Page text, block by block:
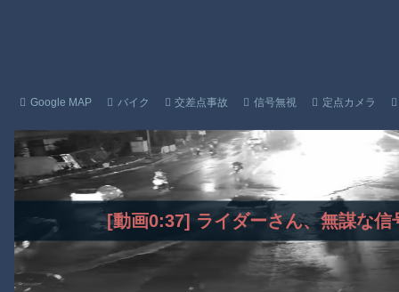
Google MAP バイク 交差点事故 信号無視 定点カメラ
[動画0:37] ライダーさん、無謀な信